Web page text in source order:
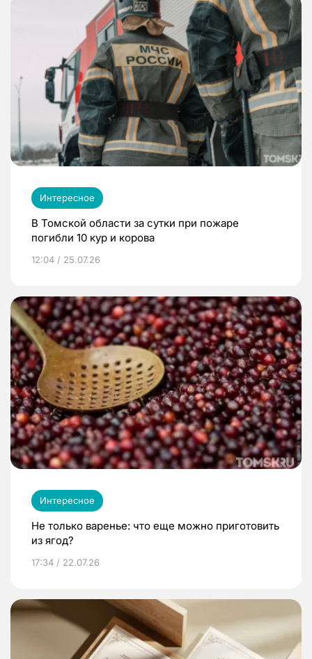
Интересное
В Томской области за сутки при пожаре
погибли 10 кур и корова
12:04 / 25.07.26
Интересное
Не только варенье: что еще можно приготовить
из ягод?
17:34 / 22.07.26